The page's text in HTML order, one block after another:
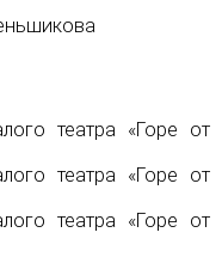
театра «Горе от
театра «Горе от
театра «Горе от